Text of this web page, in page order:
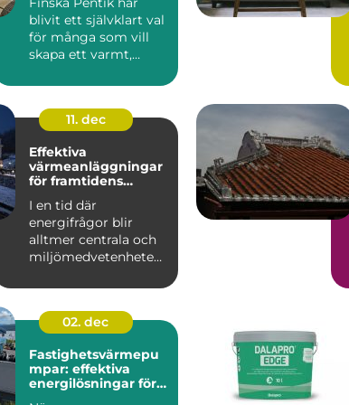
blivit ett självklart val
för många som vill
skapa ett varmt,
genomtän...
11. dec
Effektiva
värmeanläggningar
för framtidens
I en tid där
energifrågor blir
alltmer centrala och
miljömedvetenheten
02. dec
Fastighetsvärmepu
mpar: effektiva
energilösningar för